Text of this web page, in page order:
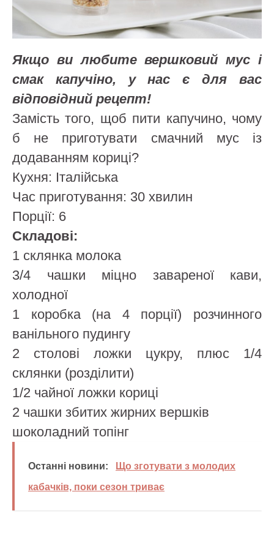
Якщо ви любите вершковий мус і
смак капучіно, у нас є для вас
відповідний рецепт!
Замість того, щоб пити капучино, чому
б не приготувати смачний мус із
додаванням кориці?
Кухня: Італійська
Час приготування: 30 хвилин
Порції: 6
Складові:
1 склянка молока
3/4 чашки міцно завареної кави,
холодної
1 коробка (на 4 порції) розчинного
ванільного пудингу
2 столові ложки цукру, плюс 1/4
склянки (розділити)
1/2 чайної ложки кориці
2 чашки збитих жирних вершків
шоколадний топінг
Останні новини:
Що зготувати з молодих
кабачків, поки сезон триває